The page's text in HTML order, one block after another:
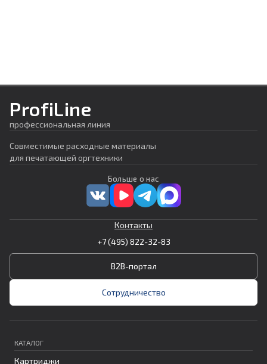
ProfiLine
профессиональная линия
Совместимые расходные материалы
для печатающей оргтехники
Больше о нас
Контакты
+7 (495) 822-32-83
B2B-портал
Сотрудничество
КАТАЛОГ
Картриджи